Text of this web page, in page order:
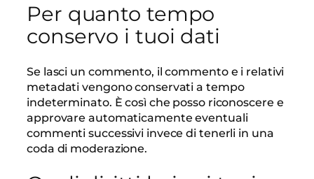
Per quanto tempo
conservo i tuoi dati
Se lasci un commento, il commento e i relativi
metadati vengono conservati a tempo
indeterminato. È così che posso riconoscere e
approvare automaticamente eventuali
commenti successivi invece di tenerli in una
coda di moderazione.